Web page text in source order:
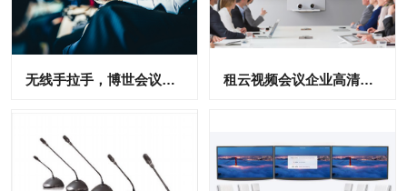
无线手拉手，博世会议即席发言讨论系统 租云视频会议企业高清账号